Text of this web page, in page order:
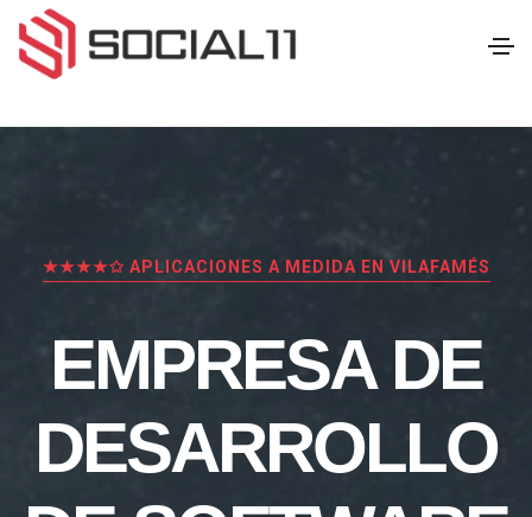
★★★★✩ APLICACIONES A MEDIDA EN VILAFAMÉS
EMPRESA DE
DESARROLLO